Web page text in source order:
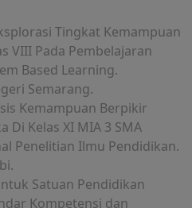
Tingkat Kemampuan
VIII Pada Pembelajaran
Based Learning.
Semarang.
Kemampuan Berpikir
Di Kelas XI MIA 3 SMA
Penelitian Ilmu Pendidikan.
Satuan Pendidikan
Kompetensi dan